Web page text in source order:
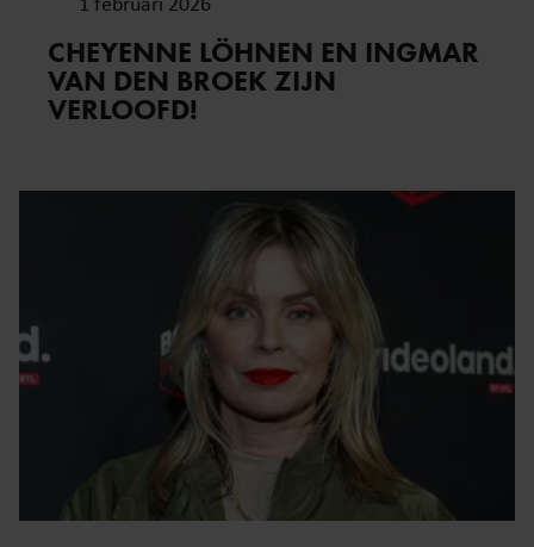
CHEYENNE LÖHNEN EN INGMAR
VAN DEN BROEK ZIJN
VERLOOFD!